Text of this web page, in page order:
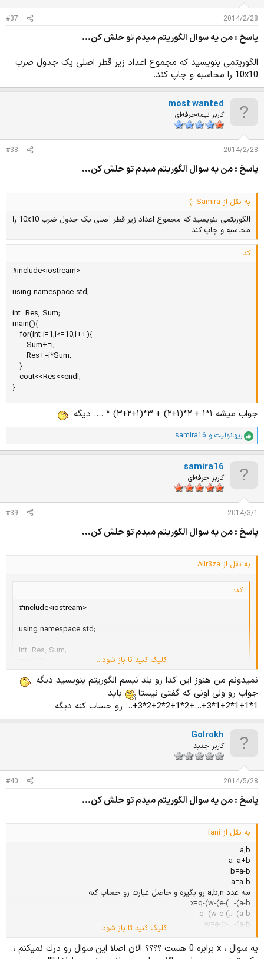
ت
:
2014/2/28
#37
پاسخ : من يه سوال الگوريتم ميدم تو حلش كن...
الگوریتمی بنویسید که مجموع اعداد زیر قطر اصلی یک جدول ضرب
10x10 را محاسبه و چاپ کند.
most wanted
کاربر نیمه‌حرفه‌ای
2014/2/28
#38
پاسخ : من يه سوال الگوريتم ميدم تو حلش كن...
به نقل از Samira :) :
الگوریتمی بنویسید که مجموع اعداد زیر قطر اصلی یک جدول ضرب 10x10 را
محاسبه و چاپ کند.
کد:
#include<iostream>
using namespace std;
int  Res, Sum;
main(){
   for(int i=1;i<=10;i++){
      Sum+=i;
      Res+=i*Sum;
   }
   cout<<Res<<endl;
}
جواب میشه ۱*۱ + ۲*(۱+۲) + ۳*(۱+۲+۳) * .... دیگه
ا
م
ت
:
ریهانولیت و samira16
samira16
کاربر حرفه‌ای
2014/3/1
#39
پاسخ : من يه سوال الگوريتم ميدم تو حلش كن...
به نقل از Alir3za :
کد:
#include<iostream>
using namespace std;
int  Res, Sum;
   for(int i=1;i<=10;i++){
      Sum+=i;
   cout<<Res<<endl;
جواب میشه ۱*۱ + ۲*(۱+۲) + ۳*(۱+۲+۳) * .... دیگه
کلیک کنید تا باز شود...
نمیدونم من هنوز این کدا رو بلد نیسم الگوریتم بنویسید دیگه
جواب رو ولی اونی که گفتی نیستا
باید
1*1+1*2+1*3+...+2*1+2*2+2*3+... رو حساب کنه دیگه
Golrokh
کاربر جدید
2014/5/28
#40
پاسخ : من يه سوال الگوريتم ميدم تو حلش كن...
به نقل از fani :
a,b
a=a+b
b=a-b
a=a-b
سه عدد a,b,n رو بگیره و حاصل عبارت رو حساب کنه
x=q-(w-(e-(...-(a-b
q=(w-e-(...-(a-b
w=e-(r-...-(a-b
تعداد متغیر ها (q,w,e,rو...) برابر است با n
کلیک کنید تا باز شود...
يه سوال ، x برابره 0 هست ؟؟؟؟ الان اصلا اين سوال رو درك نميكنم ،